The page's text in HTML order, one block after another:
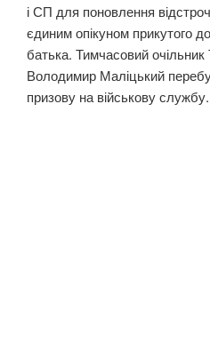
і СП для поновлення
єдиним опікуном прикутого
батька. Тимчасовий
Володимир Маліцький
призову на військову службу.